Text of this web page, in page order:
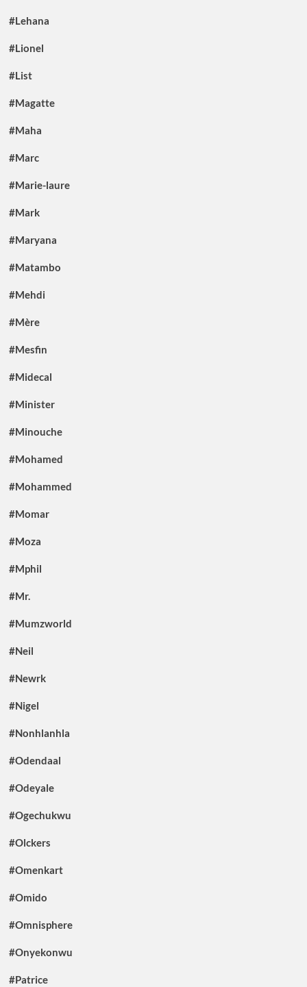
#Lehana
#Lionel
#List
#Magatte
#Maha
#Marc
#Marie-laure
#Mark
#Maryana
#Matambo
#Mehdi
#Mère
#Mesfin
#Midecal
#Minister
#Minouche
#Mohamed
#Mohammed
#Momar
#Moza
#Mphil
#Mr.
#Mumzworld
#Neil
#Newrk
#Nigel
#Nonhlanhla
#Odendaal
#Odeyale
#Ogechukwu
#Olckers
#Omenkart
#Omido
#Omnisphere
#Onyekonwu
#Patrice